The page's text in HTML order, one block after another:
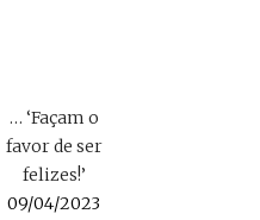
… ‘Façam o
favor de ser
felizes!’
09/04/2023